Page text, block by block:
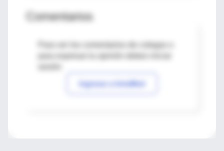
Comentarios
Para ver los comentarios de colegas o
Ingresar a IntraMed